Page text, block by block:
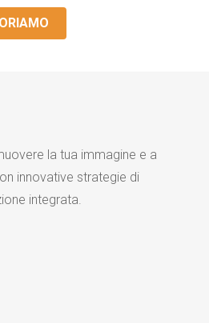
la tua immagine e a
innovative strategie di
integrata.